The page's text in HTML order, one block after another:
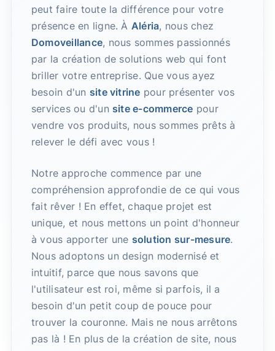
peut faire toute la différence pour votre
présence en ligne. À Aléria, nous chez
Domoveillance, nous sommes passionnés
par la création de solutions web qui font
briller votre entreprise. Que vous ayez
besoin d'un site vitrine pour présenter vos
services ou d'un site e-commerce pour
vendre vos produits, nous sommes prêts à
relever le défi avec vous !
Notre approche commence par une
compréhension approfondie de ce qui vous
fait rêver ! En effet, chaque projet est
unique, et nous mettons un point d'honneur
à vous apporter une solution sur-mesure.
Nous adoptons un design modernisé et
intuitif, parce que nous savons que
l'utilisateur est roi, même si parfois, il a
besoin d'un petit coup de pouce pour
trouver la couronne. Mais ne nous arrêtons
pas là ! En plus de la création de site, nous